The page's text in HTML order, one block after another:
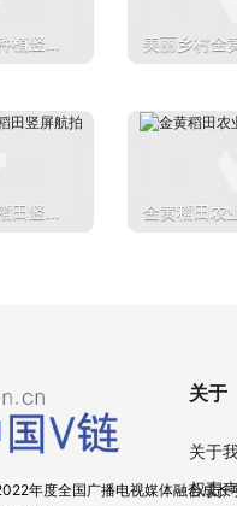
植竖屏
美丽乡村金
田竖屏
金黄稻田农
年度全国广播电视媒体融合成长
关于
关于
权责